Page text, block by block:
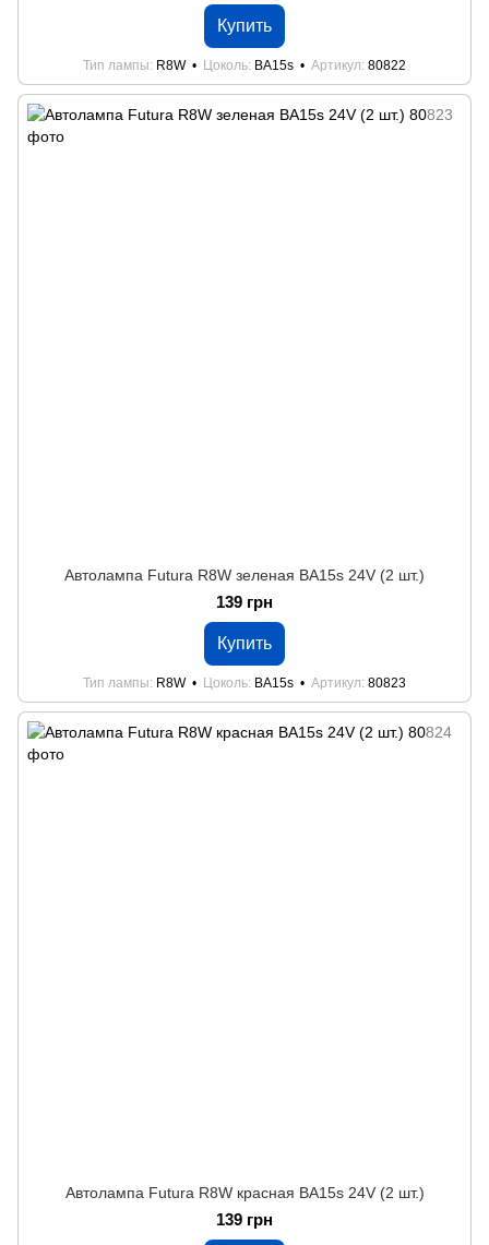
Купить
Тип лампы R8W Цоколь BA15s Артикул 80822
Автолампа Futura R8W зеленая BA15s 24V (2 шт.)
139 грн
Купить
Тип лампы R8W Цоколь BA15s Артикул 80823
Автолампа Futura R8W красная BA15s 24V (2 шт.)
139 грн